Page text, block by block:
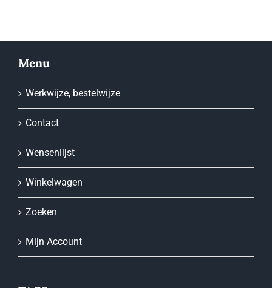
Menu
Werkwijze, bestelwijze
Contact
Wensenlijst
Winkelwagen
Zoeken
Mijn Account